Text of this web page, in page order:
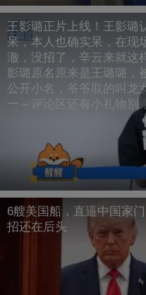
王影璐正片上线！王影璐
呆，本人也确实呆，在现
澈，没招了，辛云来就这
影璐原名原来是王璐璐，
公开小名，爷爷取的叫龙
一～评论区还有小礼物别
6艘美国船，直逼中国家
招还在后头